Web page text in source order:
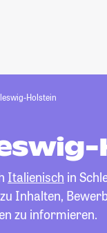
Holstein
Italienisch in
Inhalten,
zu informieren.